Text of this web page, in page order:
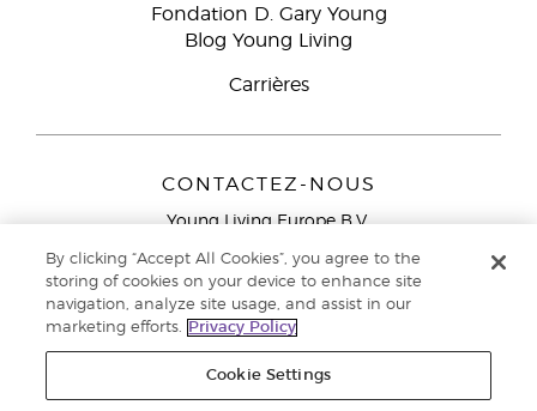
Fondation D. Gary Young
Blog Young Living
Carrières
CONTACTEZ-NOUS
Young Living Europe B.V.
9727 AJ Groningen
Service réservé aux Partenaires de la marque
791
By clicking “Accept All Cookies”, you agree to the
storing of cookies on your device to enhance site
navigation, analyze site usage, and assist in our
marketing efforts.
Privacy Policy
Cookie Settings